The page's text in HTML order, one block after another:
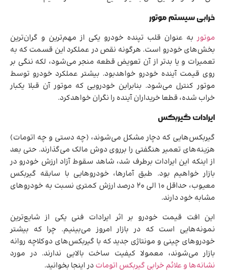
خرابی سیستم موتور
موتور به عنوان قلب تپنده خودرو یکی از مهم‌ترین و گران‌ترین
بخش‌های خودرو است. هرگونه نقص در عملکرد این قسمت که به
تعمیرات و یا بدتر از آن تعویض قطعه منجر می‌شود، لکه ننگی بر
روی قیمت آینده خودرو خواهدبود. بیشتر عملکرد خودرو توسط
موتور کنترل می‌شود. بنابراین خودرویی که موتور آن قبلا یکبار
خراب شده، قطعا خریداران آینده را نگران خواهدکرد.
ایرادات گیربکس
گیربکس‌هایی که دچار مشکل می‌شوند، (چه دستی و چه اتومات)
هزینه‌های تعمیر هنگفتی را برروی دوش مالک می‌گذارند. حتی بعد
از اینکه این ایرادات برطرف شد، شاهد سقوط آزاد ارزش خودرو در
بازار خواهیم بود. طبق آمارها، خودروهایی با سابقه گیربکس
معیوب، حداقل 10 الی 20 درصد ارزش کمتری نسبت به خودروهای
مشابه خود دارند.
این افت قیمت خودرو بر اثر ایرادات فنی یکی از شایع‌ترین
نمونه‌هایی است که در بازار امروز می‌بینیم. چرا که بیشتر
خودروهای چینی و مونتاژی جدید که با گیربکس‌های دوکلاچه روانه
بازار می‌شوند، معمولا کیفیت ساخت بالایی ندارند. در مورد
نشانه‌ها و علائم خرابی گیربکس اتومات در اینجا بخوانید.